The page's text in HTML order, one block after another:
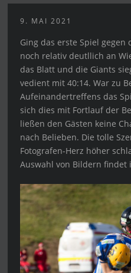
9. MAI 2021
Ging das erste Spiel gegen
noch relativ deutllich an
das Blatt und die Giants
vedient mit 40:14. War zu
Aufeinandertreffens das
sich dies mit Fortlauf der
ließen den Gästen keine
nach Belieben. Die tolle
Fotografen-Herz höher
Auswahl von Bildern